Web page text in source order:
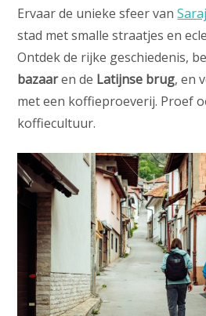
Ervaar de unieke sfeer van
stad met smalle straatjes en
Ontdek de rijke geschiedenis,
bazaaren de Latijnse brug, en
met een koffieproeverij. Proef
koffiecultuur.